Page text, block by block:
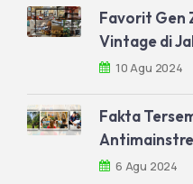
Favorit Gen
Vintage di
10 Agu 2024
Fakta
6 Agu 2024